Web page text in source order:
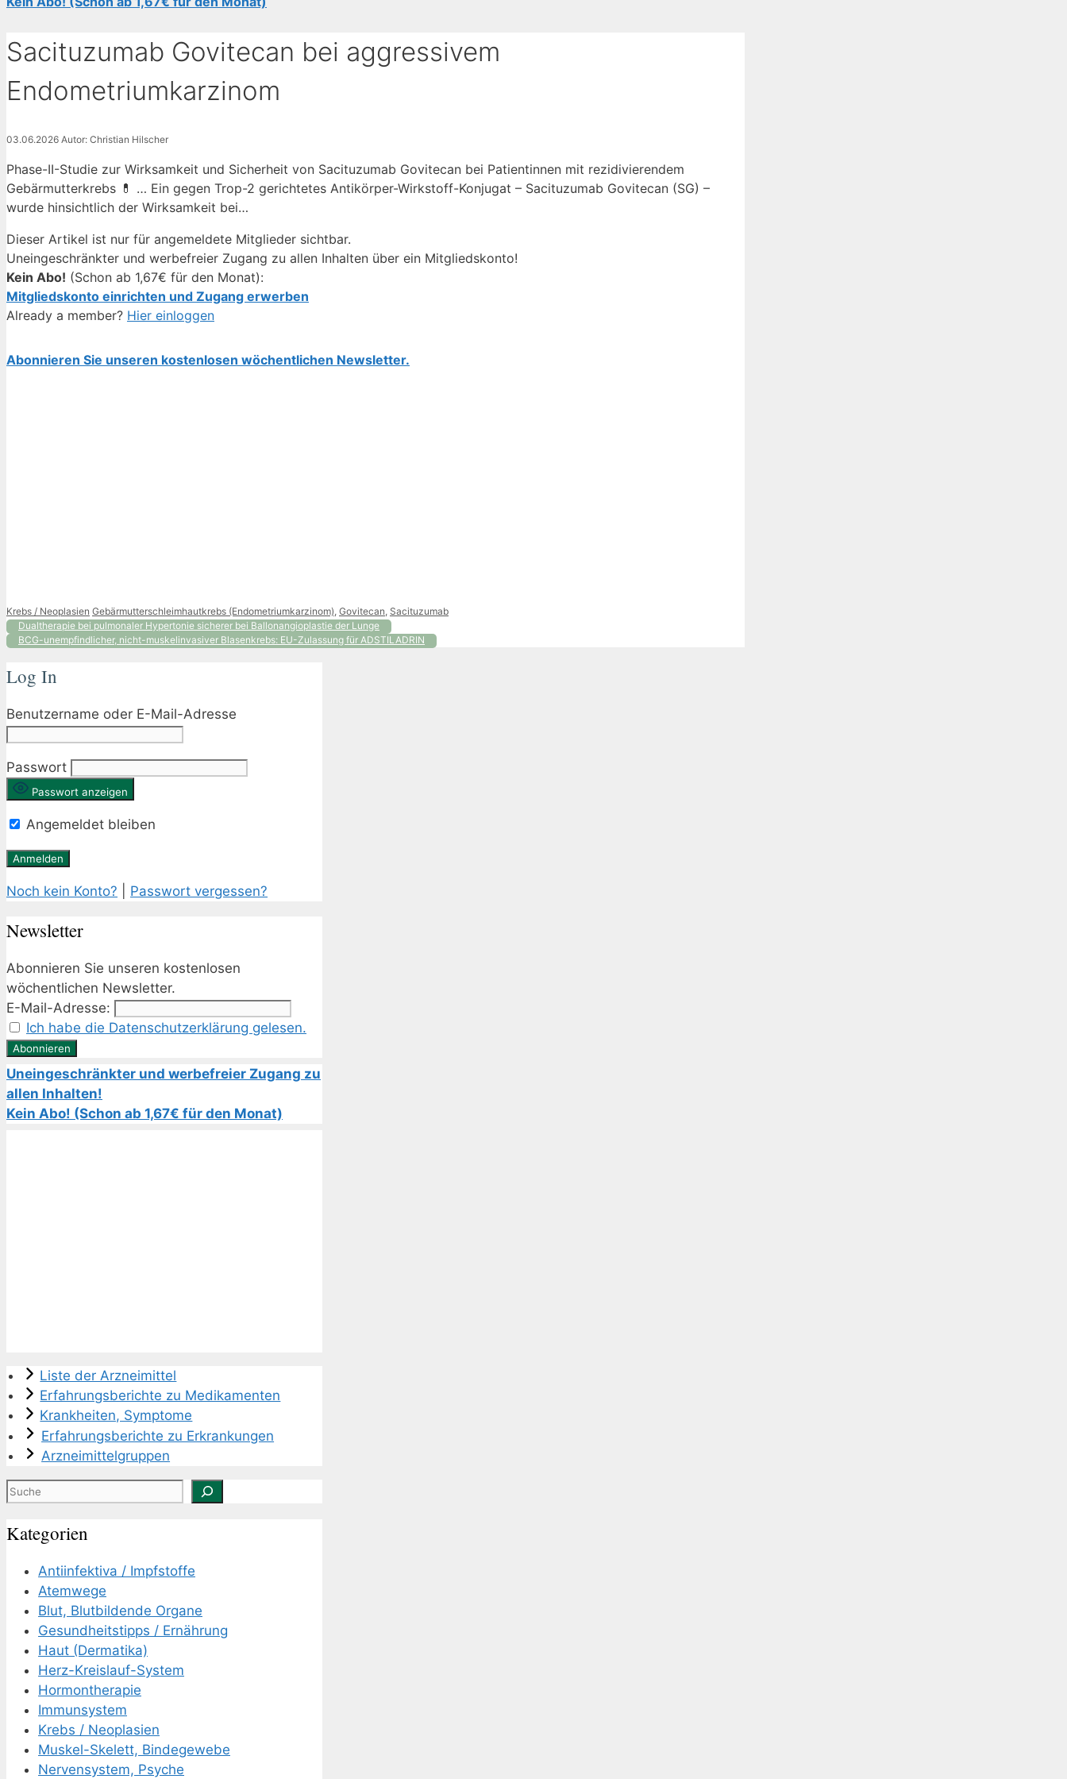
Sacituzumab Govitecan bei aggressivem
Endometriumkarzinom
03.06.2026 Autor: Christian Hilscher
Phase-II-Studie zur Wirksamkeit und Sicherheit von Sacituzumab Govitecan bei Patientinnen mit rezidivierendem
Gebärmutterkrebs 💊 … Ein gegen Trop-2 gerichtetes Antikörper-Wirkstoff-Konjugat – Sacituzumab Govitecan (SG) –
wurde hinsichtlich der Wirksamkeit bei…
Dieser Artikel ist nur für angemeldete Mitglieder sichtbar.
Uneingeschränkter und werbefreier Zugang zu allen Inhalten über ein Mitgliedskonto!
Kein Abo! (Schon ab 1,67€ für den Monat):
Mitgliedskonto einrichten und Zugang erwerben
Already a member? Hier einloggen
Abonnieren Sie unseren kostenlosen wöchentlichen Newsletter.
Kategorien
Krebs / Neoplasien Schlagwörter
Gebärmutterschleimhautkrebs (Endometriumkarzinom) Govitecan Sacituzumab
Dualtherapie bei pulmonaler Hypertonie sicherer bei Ballonangioplastie der Lunge
BCG-unempfindlicher, nicht-muskelinvasiver Blasenkrebs: EU-Zulassung für ADSTILADRIN
Log In
Benutzername oder E-Mail-Adresse
Passwort
Passwort anzeigen
Angemeldet bleiben
Noch kein Konto? Passwort vergessen?
Newsletter
Abonnieren Sie unseren kostenlosen
wöchentlichen Newsletter.
E-Mail-Adresse:
Ich habe die Datenschutzerklärung gelesen.
Uneingeschränkter und werbefreier Zugang zu
allen Inhalten!
Kein Abo! (Schon ab 1,67€ für den Monat)
Liste der Arzneimittel
Erfahrungsberichte zu Medikamenten
Krankheiten, Symptome
Erfahrungsberichte zu Erkrankungen
Arzneimittelgruppen
Suchen
Kategorien
Antiinfektiva / Impfstoffe
Atemwege
Blut, Blutbildende Organe
Gesundheitstipps / Ernährung
Haut (Dermatika)
Herz-Kreislauf-System
Hormontherapie
Immunsystem
Krebs / Neoplasien
Muskel-Skelett, Bindegewebe
Nervensystem, Psyche